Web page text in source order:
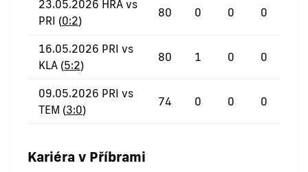
23.05.2026 HRA vs
PRI (0:2)
80 0 0 0
16.05.2026 PRI vs
KLA (5:2)
80 1 0 0
09.05.2026 PRI vs
TEM (3:0)
74 0 0 0
Kariéra v Příbrami